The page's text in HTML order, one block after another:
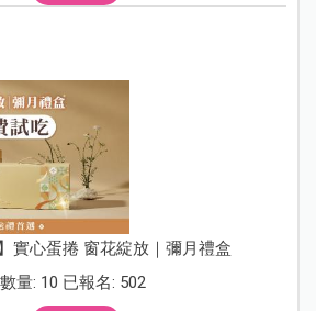
實心蛋捲 窗花綻放｜彌月禮盒
數量: 10 已報名: 502